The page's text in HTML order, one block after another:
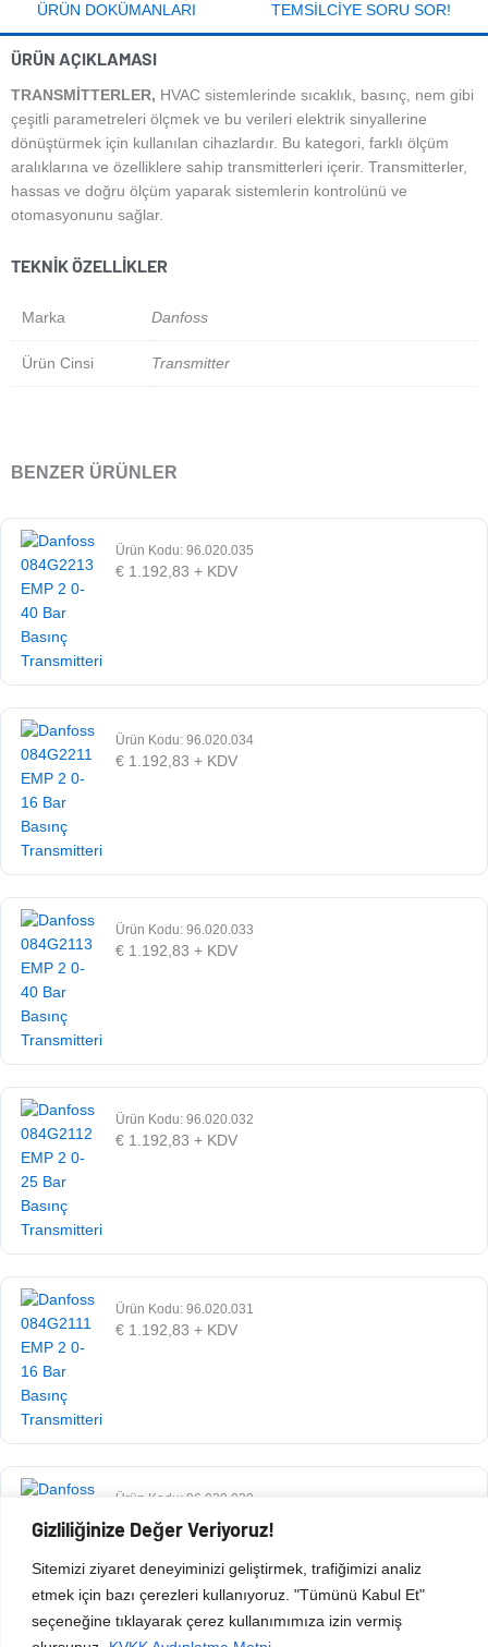
Gizliliğinize Değer Veriyoruz!
Sitemizi ziyaret deneyiminizi geliştirmek, trafiğimizi analiz
etmek için bazı çerezleri kullanıyoruz. "Tümünü Kabul Et"
seçeneğine tıklayarak çerez kullanımımıza izin vermiş
ÜRÜN DOKÜMANLARI TEMSILCIYE SORU SOR!
ÜRÜN AÇIKLAMASI
TRANSMITTERLER, HVAC sistemlerinde sıcaklık, basınç, nem gibi
çeşitli parametreleri ölçmek ve bu verileri elektrik sinyallerine
dönüştürmek için kullanılan cihazlardır. Bu kategori, farklı ölçüm
aralıklarına ve özelliklere sahip transmitterleri içerir. Transmitterler,
hassas ve doğru ölçüm yaparak sistemlerin kontrolünü ve
otomasyonunu sağlar.
TEKNIK ÖZELLIKLER
Marka Danfoss
Ürün Cinsi Transmitter
BENZER ÜRÜNLER
Ürün Kodu: 96.020.035
€ 1.192,83 + KDV
Ürün Kodu: 96.020.034
€ 1.192,83 + KDV
Ürün Kodu: 96.020.033
€ 1.192,83 + KDV
Ürün Kodu: 96.020.032
€ 1.192,83 + KDV
Ürün Kodu: 96.020.031
€ 1.192,83 + KDV
Ürün Kodu: 96.020.030
1.192,83+ KDV